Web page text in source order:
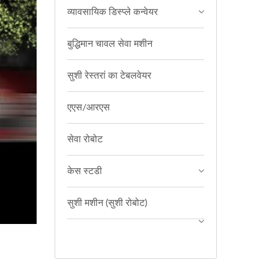
व्यावसायिक डिस्प्ले कन्वेयर
बुद्धिमान चावल सेवा मशीन
सुशी रेस्तरां का टेबलवेयर
एएस/आरएस
सेवा रोबोट
केस स्टडी
सुशी मशीन (सुशी रोबोट)